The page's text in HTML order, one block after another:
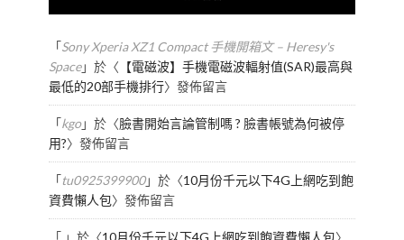
「Sony Xperia XZ1 Compact 手機開箱文 – Heresy's
Space」於〈 【電磁波】手機電磁波輻射值(SAR)最高與
最低的20部手機排行〉發佈留言
「kgo」於〈臉書開始言論管制嗎 ? 臉書帳號為何被停
用?〉發佈留言
「tu0925399900」於〈10月份千元以下4G上網吃到飽
資費懶人包〉發佈留言